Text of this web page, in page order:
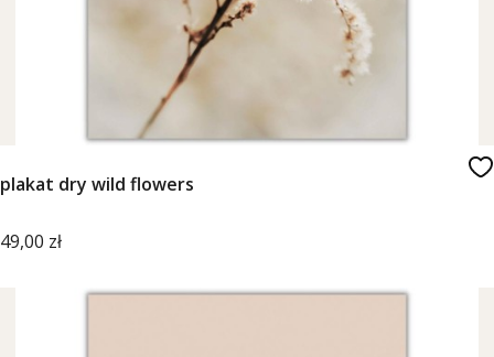
plakat dry wild flowers
Cena
49,00 zł